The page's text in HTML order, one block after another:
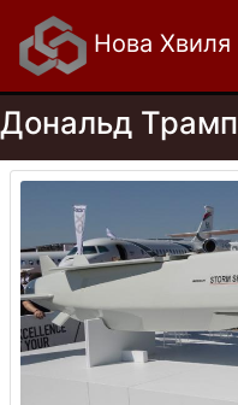
Нова Хвиля
Дональд Трамп